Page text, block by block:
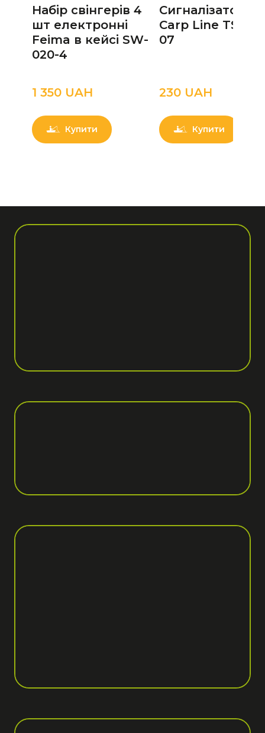
Набір свінгерів 4
шт електронні
Feima в кейсі SW-
020-4
1 350 UAН
Купити
Сигналізатор
Carp Line TS
07
230 UAН
Купити